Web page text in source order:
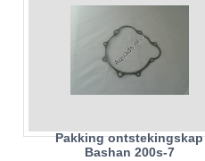
Pakking ontstekingskap
Bashan 200s-7